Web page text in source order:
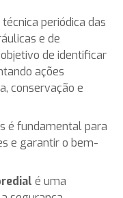
periódica das
e de
de identificar
ações
conservação e
é fundamental para
e garantir o bem-
é uma